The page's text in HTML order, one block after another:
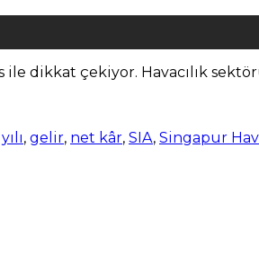
dikkat çekiyor. Havacılık
, gelir, net kâr, SIA, Singapur